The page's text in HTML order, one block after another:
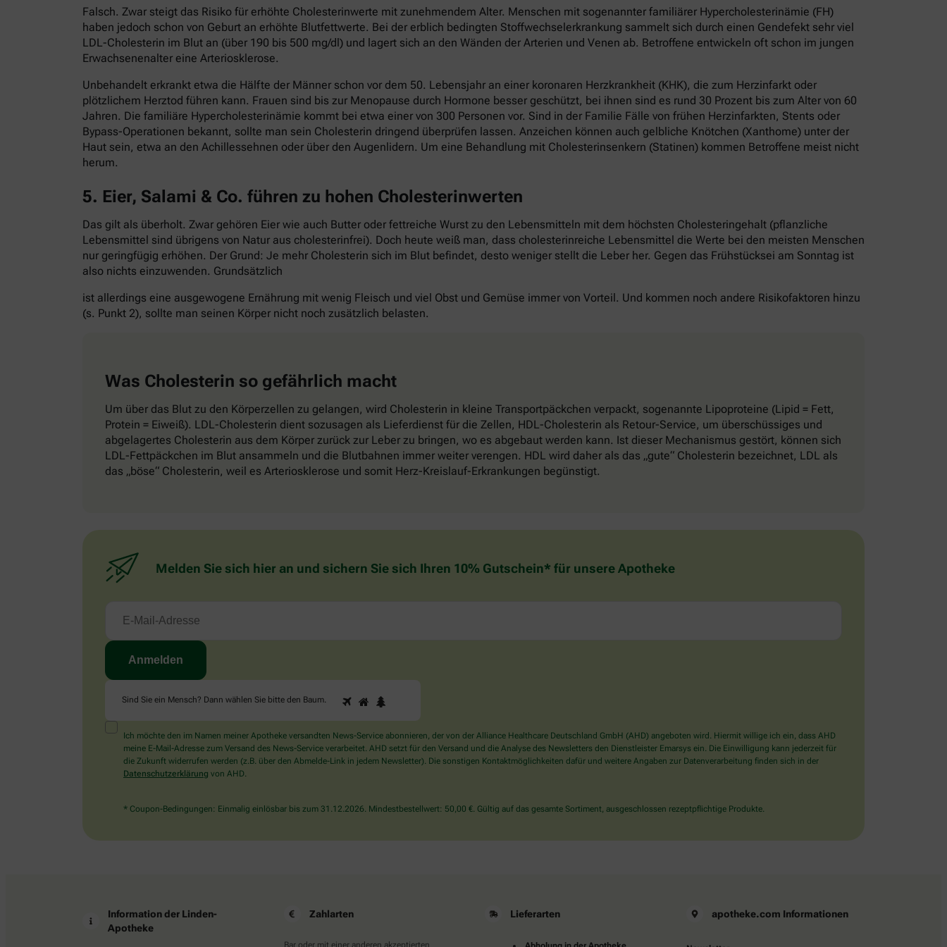
Falsch. Zwar steigt das Risiko für erhöhte Cholesterinwerte mit zunehmendem Alter. Menschen mit sogenannter familiärer Hypercholesterinämie (FH)
haben jedoch schon von Geburt an erhöhte Blutfettwerte. Bei der erblich bedingten Stoffwechselerkrankung sammelt sich durch einen Gendefekt sehr viel
LDL-Cholesterin im Blut an (über 190 bis 500 mg/dl) und lagert sich an den Wänden der Arterien und Venen ab. Betroffene entwickeln oft schon im jungen
Erwachsenenalter eine Arteriosklerose.
Unbehandelt erkrankt etwa die Hälfte der Männer schon vor dem 50. Lebensjahr an einer koronaren Herzkrankheit (KHK), die zum Herzinfarkt oder
plötzlichem Herztod führen kann. Frauen sind bis zur Menopause durch Hormone besser geschützt, bei ihnen sind es rund 30 Prozent bis zum Alter von 60
Jahren. Die familiäre Hypercholesterinämie kommt bei etwa einer von 300 Personen vor. Sind in der Familie Fälle von frühen Herzinfarkten, Stents oder
Bypass-Operationen bekannt, sollte man sein Cholesterin dringend überprüfen lassen. Anzeichen können auch gelbliche Knötchen (Xanthome) unter der
Haut sein, etwa an den Achillessehnen oder über den Augenlidern. Um eine Behandlung mit Cholesterinsenkern (Statinen) kommen Betroffene meist nicht
herum.
5. Eier, Salami & Co. führen zu hohen Cholesterinwerten
Das gilt als überholt. Zwar gehören Eier wie auch Butter oder fettreiche Wurst zu den Lebensmitteln mit dem höchsten Cholesteringehalt (pflanzliche
Lebensmittel sind übrigens von Natur aus cholesterinfrei). Doch heute weiß man, dass cholesterinreiche Lebensmittel die Werte bei den meisten Menschen
nur geringfügig erhöhen. Der Grund: Je mehr Cholesterin sich im Blut befindet, desto weniger stellt die Leber her. Gegen das Frühstücksei am Sonntag ist
also nichts einzuwenden. Grundsätzlich
ist allerdings eine ausgewogene Ernährung mit wenig Fleisch und viel Obst und Gemüse immer von Vorteil. Und kommen noch andere Risikofaktoren hinzu
(s. Punkt 2), sollte man seinen Körper nicht noch zusätzlich belasten.
Was Cholesterin so gefährlich macht
Um über das Blut zu den Körperzellen zu gelangen, wird Cholesterin in kleine Transportpäckchen verpackt, sogenannte Lipoproteine (Lipid = Fett,
Protein = Eiweiß). LDL-Cholesterin dient sozusagen als Lieferdienst für die Zellen, HDL-Cholesterin als Retour-Service, um überschüssiges und
abgelagertes Cholesterin aus dem Körper zurück zur Leber zu bringen, wo es abgebaut werden kann. Ist dieser Mechanismus gestört, können sich
LDL-Fettpäckchen im Blut ansammeln und die Blutbahnen immer weiter verengen. HDL wird daher als das „gute“ Cholesterin bezeichnet, LDL als
das „böse“ Cholesterin, weil es Arteriosklerose und somit Herz-Kreislauf-Erkrankungen begünstigt.
Melden Sie sich hier an und sichern Sie sich Ihren 10% Gutschein* für unsere Apotheke
Sind Sie ein Mensch? Dann wählen Sie bitte den Baum.
Sind
Sie
Mensch?
Dann
wählen
Baum.
1 2
Ich möchte den im Namen meiner Apotheke versandten News-Service abonnieren, der von der Alliance Healthcare Deutschland GmbH (AHD) angeboten wird. Hiermit willige ich ein, dass AHD
meine E-Mail-Adresse zum Versand des News-Service verarbeitet. AHD setzt für den Versand und die Analyse des Newsletters den Dienstleister Emarsys ein. Die Einwilligung kann jederzeit für
die Zukunft widerrufen werden (z.B. über den Abmelde-Link in jedem Newsletter). Die sonstigen Kontaktmöglichkeiten dafür und weitere Angaben zur Datenverarbeitung finden sich in der
Datenschutzerklärung von AHD.
* Coupon-Bedingungen: Einmalig einlösbar bis zum 31.12.2026. Mindestbestellwert: 50,00 €. Gültig auf das gesamte Sortiment, ausgeschlossen rezeptpflichtige Produkte.
Information der Linden-
Apotheke
Zahlarten
Bar oder mit einer anderen akzeptierten
Lieferarten apotheke.com Informationen